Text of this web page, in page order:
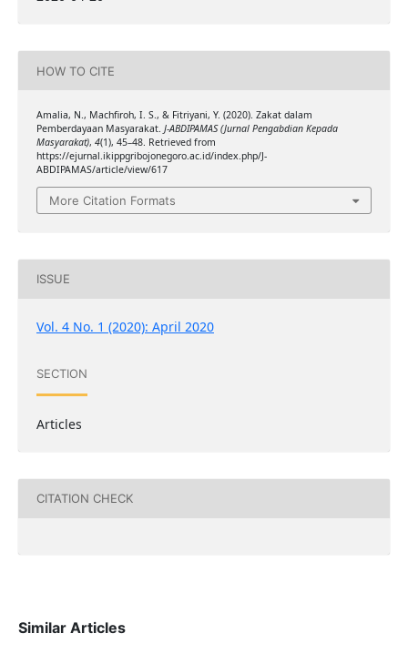
HOW TO CITE
Amalia, N., Machfiroh, I. S., & Fitriyani, Y. (2020). Zakat dalam
Pemberdayaan Masyarakat. J-ABDIPAMAS (Jurnal Pengabdian Kepada
Masyarakat), 4(1), 45–48. Retrieved from
https://ejurnal.ikippgribojonegoro.ac.id/index.php/J-
ABDIPAMAS/article/view/617
More Citation Formats
ISSUE
Vol. 4 No. 1 (2020): April 2020
SECTION
Articles
CITATION CHECK
Similar Articles